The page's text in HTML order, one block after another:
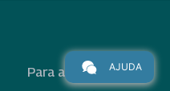
Para alunos
AJUDA